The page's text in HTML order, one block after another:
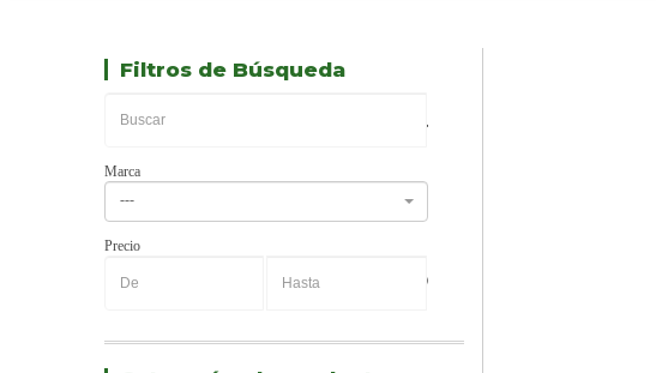
Filtros de Búsqueda
Marca
---
Precio